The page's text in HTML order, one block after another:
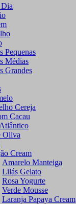
Pequenas
Médias
Grandes
Cereja
Cacau
Oliva
Cream
Amarelo Manteiga
Lilás Gelato
Rosa Yogurte
Verde Mousse
Laranja Papaya Cream